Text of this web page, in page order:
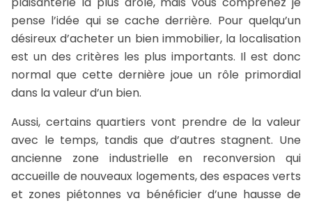
pense l’idée qui se cache derrière. Pour quelqu’un
désireux d’acheter un bien immobilier, la localisation
est un des critères les plus importants. Il est donc
normal que cette dernière joue un rôle primordial
dans la valeur d’un bien.
Aussi, certains quartiers vont prendre de la valeur
avec le temps, tandis que d’autres stagnent. Une
ancienne zone industrielle en reconversion qui
accueille de nouveaux logements, des espaces verts
et zones piétonnes va bénéficier d’une hausse de